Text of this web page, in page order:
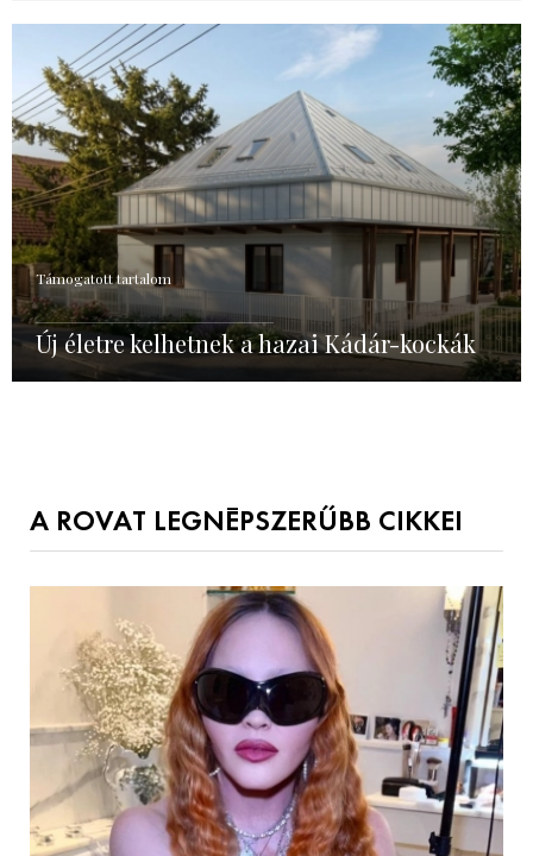
Támogatott tartalom
Új életre kelhetnek a hazai Kádár-kockák
A ROVAT LEGNÉPSZERŰBB CIKKEI